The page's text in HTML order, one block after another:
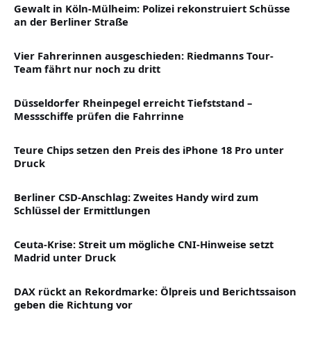
Gewalt in Köln-Mülheim: Polizei rekonstruiert Schüsse
an der Berliner Straße
Vier Fahrerinnen ausgeschieden: Riedmanns Tour-
Team fährt nur noch zu dritt
Düsseldorfer Rheinpegel erreicht Tiefststand –
Messschiffe prüfen die Fahrrinne
Teure Chips setzen den Preis des iPhone 18 Pro unter
Druck
Berliner CSD-Anschlag: Zweites Handy wird zum
Schlüssel der Ermittlungen
Ceuta-Krise: Streit um mögliche CNI-Hinweise setzt
Madrid unter Druck
DAX rückt an Rekordmarke: Ölpreis und Berichtssaison
geben die Richtung vor